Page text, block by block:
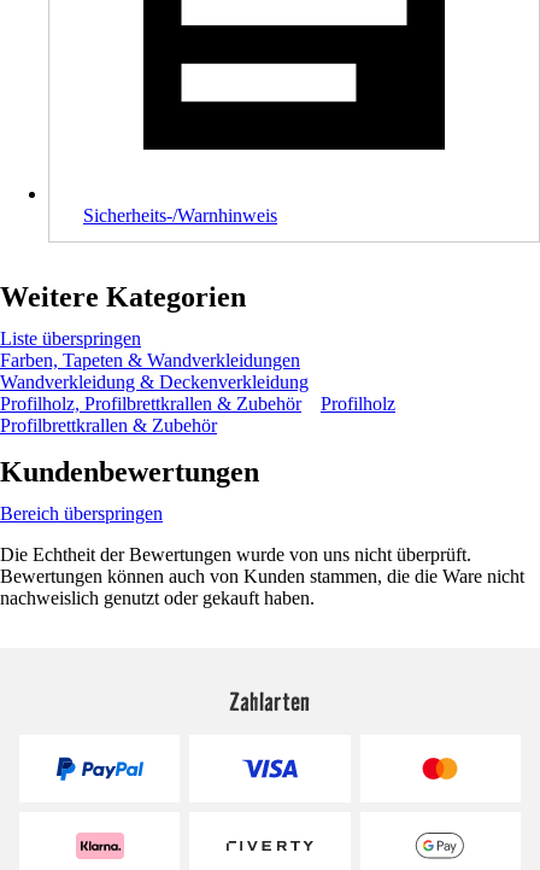
Sicherheits-/Warnhinweis
Weitere Kategorien
Liste überspringen
Farben, Tapeten & Wandverkleidungen
Wandverkleidung & Deckenverkleidung
Profilholz, Profilbrettkrallen & Zubehör
Profilholz
Profilbrettkrallen & Zubehör
Kundenbewertungen
Bereich überspringen
Die Echtheit der Bewertungen wurde von uns nicht überprüft.
Bewertungen können auch von Kunden stammen, die die Ware nicht
nachweislich genutzt oder gekauft haben.
Zahlarten